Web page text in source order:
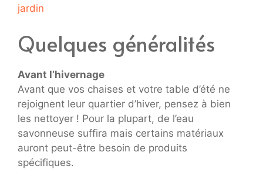
jardin
Quelques généralités
Avant l’hivernage
Avant que vos chaises et votre table d’été ne
rejoignent leur quartier d’hiver, pensez à bien
les nettoyer ! Pour la plupart, de l’eau
savonneuse suffira mais certains matériaux
auront peut-être besoin de produits
spécifiques.